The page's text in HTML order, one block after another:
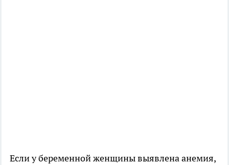
Если у беременной женщины выявлена анемия,